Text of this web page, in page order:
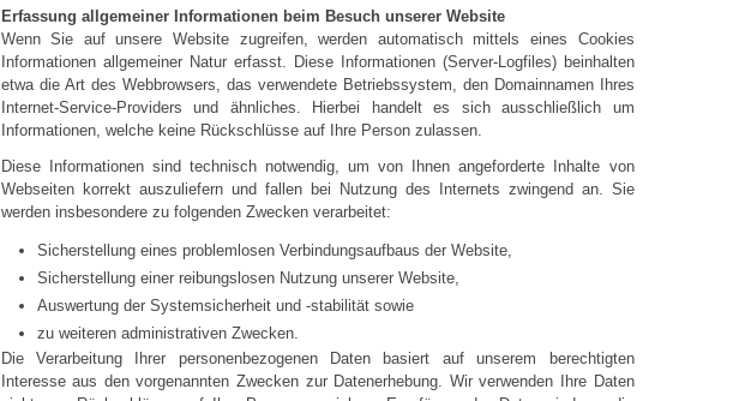
Erfassung allgemeiner Informationen beim Besuch unserer Website
Wenn Sie auf unsere Website zugreifen, werden automatisch mittels eines Cookies
Informationen allgemeiner Natur erfasst. Diese Informationen (Server-Logfiles) beinhalten
etwa die Art des Webbrowsers, das verwendete Betriebssystem, den Domainnamen Ihres
Internet-Service-Providers und ähnliches. Hierbei handelt es sich ausschließlich um
Informationen, welche keine Rückschlüsse auf Ihre Person zulassen.
Diese Informationen sind technisch notwendig, um von Ihnen angeforderte Inhalte von
Webseiten korrekt auszuliefern und fallen bei Nutzung des Internets zwingend an. Sie
werden insbesondere zu folgenden Zwecken verarbeitet:
Sicherstellung eines problemlosen Verbindungsaufbaus der Website,
Sicherstellung einer reibungslosen Nutzung unserer Website,
Auswertung der Systemsicherheit und -stabilität sowie
zu weiteren administrativen Zwecken.
Die Verarbeitung Ihrer personenbezogenen Daten basiert auf unserem berechtigten
Interesse aus den vorgenannten Zwecken zur Datenerhebung. Wir verwenden Ihre Daten